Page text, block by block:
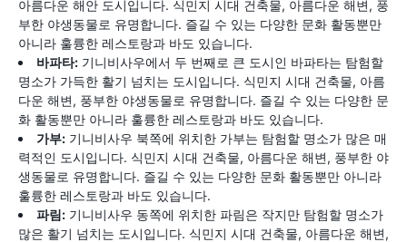
아름다운 해안 도시입니다. 식민지 시대 건축물, 아름다운 해변, 풍
부한 야생동물로 유명합니다. 즐길 수 있는 다양한 문화 활동뿐만
아니라 훌륭한 레스토랑과 바도 있습니다.
바파타: 기니비사우에서 두 번째로 큰 도시인 바파타는 탐험할
명소가 가득한 활기 넘치는 도시입니다. 식민지 시대 건축물, 아름
다운 해변, 풍부한 야생동물로 유명합니다. 즐길 수 있는 다양한 문
화 활동뿐만 아니라 훌륭한 레스토랑과 바도 있습니다.
가부: 기니비사우 북쪽에 위치한 가부는 탐험할 명소가 많은 매
력적인 도시입니다. 식민지 시대 건축물, 아름다운 해변, 풍부한 야
생동물로 유명합니다. 즐길 수 있는 다양한 문화 활동뿐만 아니라
훌륭한 레스토랑과 바도 있습니다.
파림: 기니비사우 동쪽에 위치한 파림은 작지만 탐험할 명소가
많은 활기 넘치는 도시입니다. 식민지 시대 건축물, 아름다운 해변,